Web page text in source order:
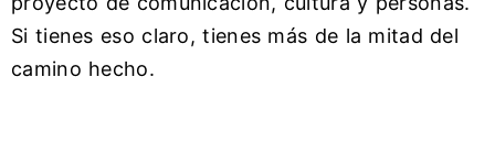
Si tienes eso claro, tienes más de la mitad del
camino hecho.